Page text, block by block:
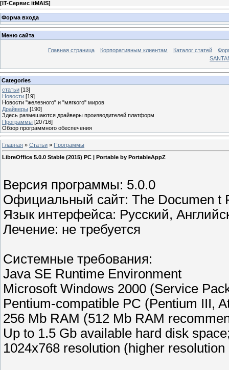
[IT-Сервис itMAIS]
Форма входа
Меню сайта
Главная страница Корпоративным клиентам Каталог статей
Categories
статьи [13]
Новости [19]
Новости "железного" и "мягкого" миров
Драйверы [190]
Здесь размешаются драйверы производителей платформ
Программы [20716]
Обзор программного обеспечения
Главная » Статьи » Программы
LibreOffice 5.0.0 Stable (2015) PC | Portable by PortableAppZ
Версия программы: 5.0.0
Официальный сайт: The Documen t
Язык интерфейса: Русский,
Лечение: не требуется
Системные требования:
Java SE Runtime Environment
Microsoft Windows 2000 (Service
Pentium-compatible PC (Pentium III,
256 Mb RAM (512 Mb RAM
Up to 1.5 Gb available hard disk
1024x768 resolution (higher